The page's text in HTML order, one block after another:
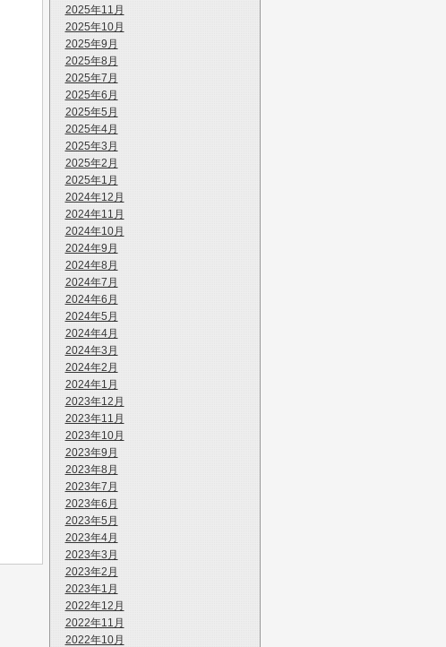
2025年11月
2025年10月
2025年9月
2025年8月
2025年7月
2025年6月
2025年5月
2025年4月
2025年3月
2025年2月
2025年1月
2024年12月
2024年11月
2024年10月
2024年9月
2024年8月
2024年7月
2024年6月
2024年5月
2024年4月
2024年3月
2024年2月
2024年1月
2023年12月
2023年11月
2023年10月
2023年9月
2023年8月
2023年7月
2023年6月
2023年5月
2023年4月
2023年3月
2023年2月
2023年1月
2022年12月
2022年11月
2022年10月